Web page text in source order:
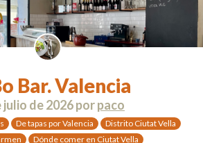
Bar. Valencia
julio de 2026porpaco
De tapas por Valencia
Distrito Ciutat Vella
Dónde comer en Ciutat Vella